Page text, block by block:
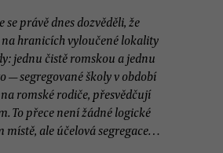
právě dnes dozvěděli, že
hranicích vyloučené lokality
jednu čistě romskou a jednu
— segregované školy v období
romské rodiče, přesvědčují
To přece není žádné logické
místě, ale účelová segregace…